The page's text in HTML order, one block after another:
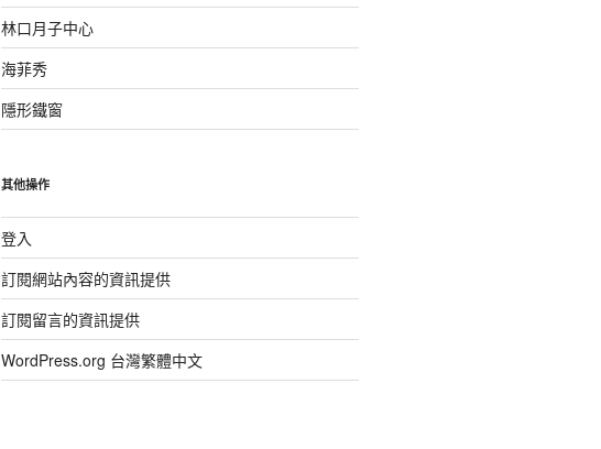
林口月子中心
海菲秀
隱形鐵窗
其他操作
登入
訂閱網站內容的資訊提供
訂閱留言的資訊提供
WordPress.org 台灣繁體中文